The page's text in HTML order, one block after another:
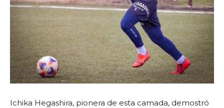
Ichika Hegashira, pionera de esta camada, demostró